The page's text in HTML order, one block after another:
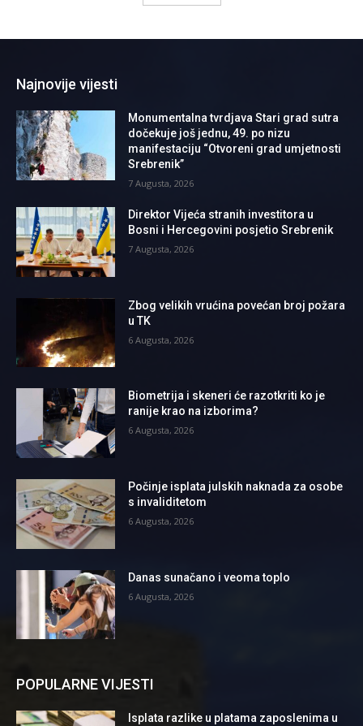
Najnovije vijesti
Monumentalna tvrdjava Stari grad sutra
dočekuje još jednu, 49. po nizu
manifestaciju “Otvoreni grad umjetnosti
Srebrenik”
7 Augusta, 2026
Direktor Vijeća stranih investitora u
Bosni i Hercegovini posjetio Srebrenik
7 Augusta, 2026
Zbog velikih vrućina povećan broj požara
u TK
6 Augusta, 2026
Biometrija i skeneri će razotkriti ko je
ranije krao na izborima?
6 Augusta, 2026
Počinje isplata julskih naknada za osobe
s invaliditetom
6 Augusta, 2026
Danas sunačano i veoma toplo
6 Augusta, 2026
POPULARNE VIJESTI
Isplata razlike u platama zaposlenima u